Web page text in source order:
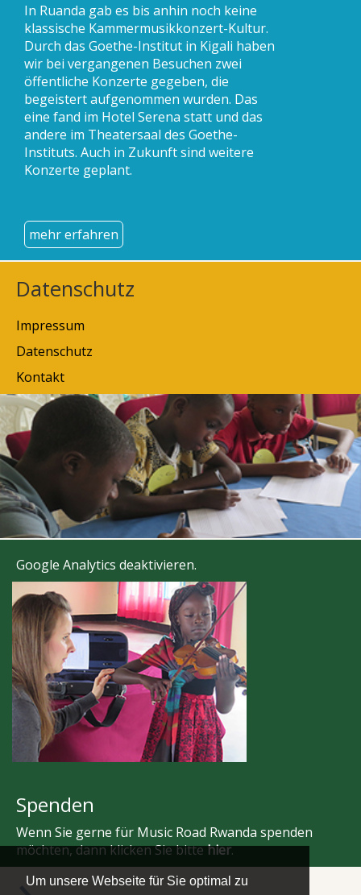
Um unsere Webseite für Sie optimal zu
In Ruanda gab es bis anhin noch keine
klassische Kammermusikkonzert-Kultur.
Durch das Goethe-Institut in Kigali haben
wir bei vergangenen Besuchen zwei
öffentliche Konzerte gegeben, die
begeistert aufgenommen wurden. Das
eine fand im Hotel Serena statt und das
andere im Theatersaal des Goethe-
Instituts. Auch in Zukunft sind weitere
Konzerte geplant.
mehr erfahren
Datenschutz
Impressum
Datenschutz
Kontakt
Google Analytics deaktivieren.
Spenden
Wenn Sie gerne für Music Road Rwanda spenden
möchten, dann klicken Sie bittehier.